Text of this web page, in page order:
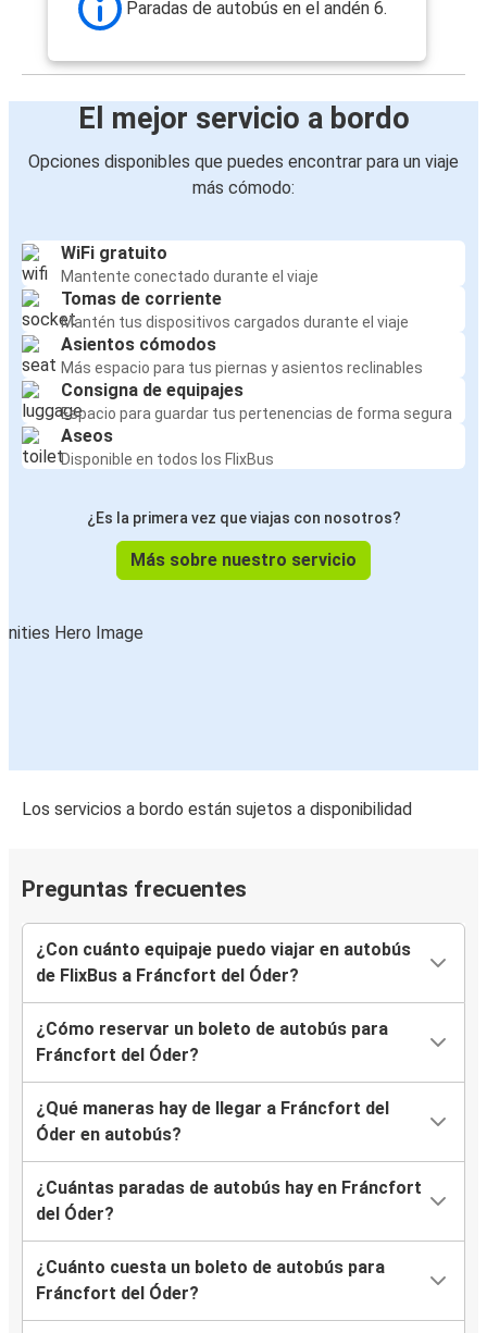
Paradas de autobús en el andén 6.
El mejor servicio a bordo
Opciones disponibles que puedes encontrar para un viaje
más cómodo:
WiFi gratuito
Mantente conectado durante el viaje
Tomas de corriente
Mantén tus dispositivos cargados durante el viaje
Asientos cómodos
Más espacio para tus piernas y asientos reclinables
Consigna de equipajes
Espacio para guardar tus pertenencias de forma segura
Aseos
Disponible en todos los FlixBus
¿Es la primera vez que viajas con nosotros?
Más sobre nuestro servicio
Los servicios a bordo están sujetos a disponibilidad
Preguntas frecuentes
¿Con cuánto equipaje puedo viajar en autobús
de FlixBus a Fráncfort del Óder?
¿Cómo reservar un boleto de autobús para
Fráncfort del Óder?
¿Qué maneras hay de llegar a Fráncfort del
Óder en autobús?
¿Cuántas paradas de autobús hay en Fráncfort
del Óder?
¿Cuánto cuesta un boleto de autobús para
Fráncfort del Óder?